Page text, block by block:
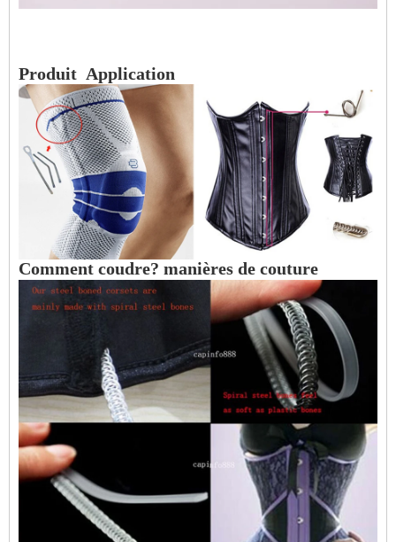
Produit Application
Comment coudre? manières de couture